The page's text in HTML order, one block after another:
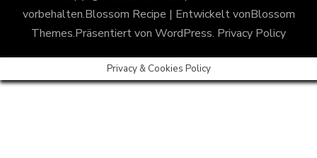
vorbehalten.Blossom Recipe | Entwickelt vonBlossom
Themes.Präsentiert von WordPress. Privacy Policy
Privacy & Cookies Policy